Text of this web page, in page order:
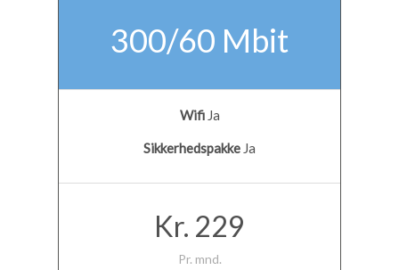
300/60 Mbit
WifiJa
Sikkerhedspakke Ja
Kr. 229
Pr. mnd.